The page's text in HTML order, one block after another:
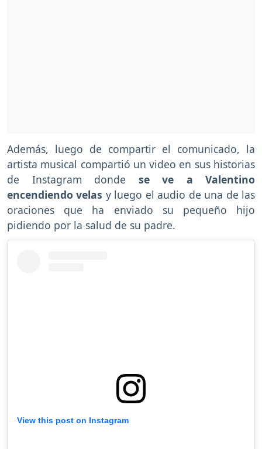
Además, luego de compartir el comunicado, la
artista musical compartió un video en sus historias
de Instagram donde se ve a Valentino
encendiendo velas y luego el audio de una de las
oraciones que ha enviado su pequeño hijo
pidiendo por la salud de su padre.
View this post on Instagram